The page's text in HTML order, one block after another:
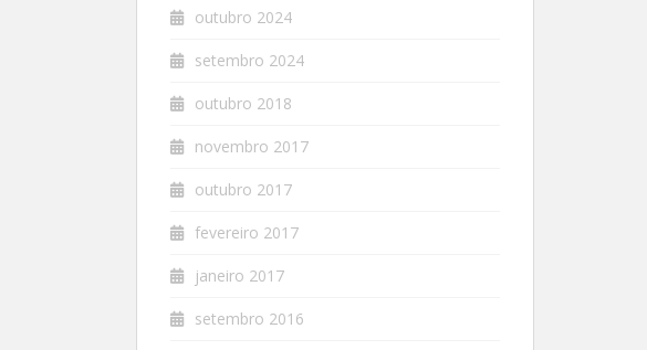
outubro 2024
setembro 2024
outubro 2018
novembro 2017
outubro 2017
fevereiro 2017
janeiro 2017
setembro 2016